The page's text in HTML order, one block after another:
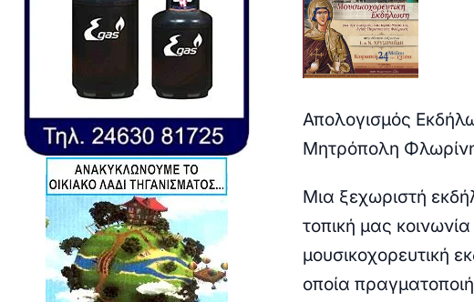
Απολογισμός
Μητρόπολη
Μια ξεχωριστή
τοπική μας
μουσικοχορευτική
οποία